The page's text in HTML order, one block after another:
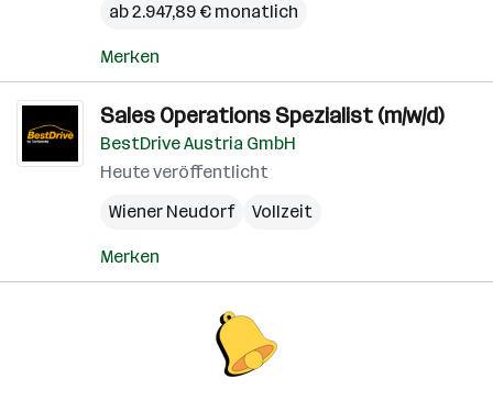
ab 2.947,89 € monatlich
Merken
Sales Operations Spezialist (m/w/d)
BestDrive Austria GmbH
Heute veröffentlicht
Wiener Neudorf
Vollzeit
Merken